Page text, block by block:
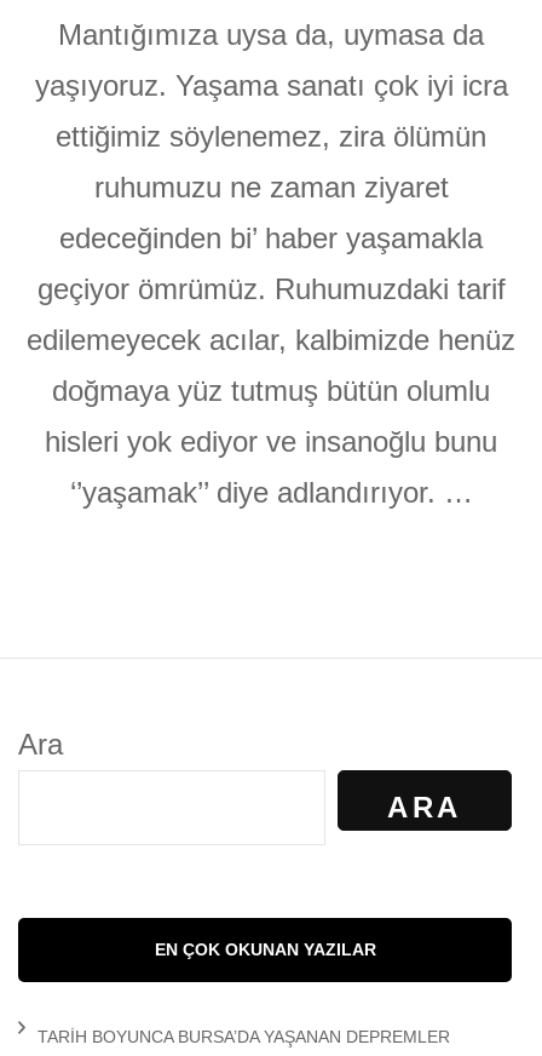
Yaşam
için
Mantığımıza uysa da, uymasa da
yaşıyoruz. Yaşama sanatı çok iyi icra
ettiğimiz söylenemez, zira ölümün
ruhumuzu ne zaman ziyaret
edeceğinden bi’ haber yaşamakla
geçiyor ömrümüz. Ruhumuzdaki tarif
edilemeyecek acılar, kalbimizde henüz
doğmaya yüz tutmuş bütün olumlu
hisleri yok ediyor ve insanoğlu bunu
‘’yaşamak’’ diye adlandırıyor. …
Ara
ARA
EN ÇOK OKUNAN YAZILAR
TARİH BOYUNCA BURSA’DA YAŞANAN DEPREMLER